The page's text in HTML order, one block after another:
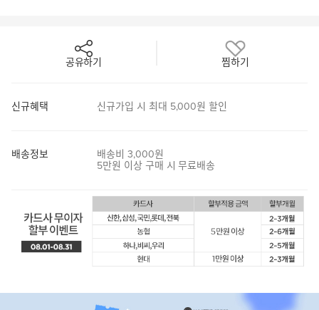
공유하기 찜하기
신규혜택 신규가입 시 최대 5,000원 할인
배송정보 배송비 3,000원
5만원 이상 구매 시 무료배송